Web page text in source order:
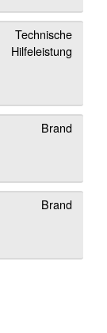
Technische
Hilfeleistung
Brand
Brand